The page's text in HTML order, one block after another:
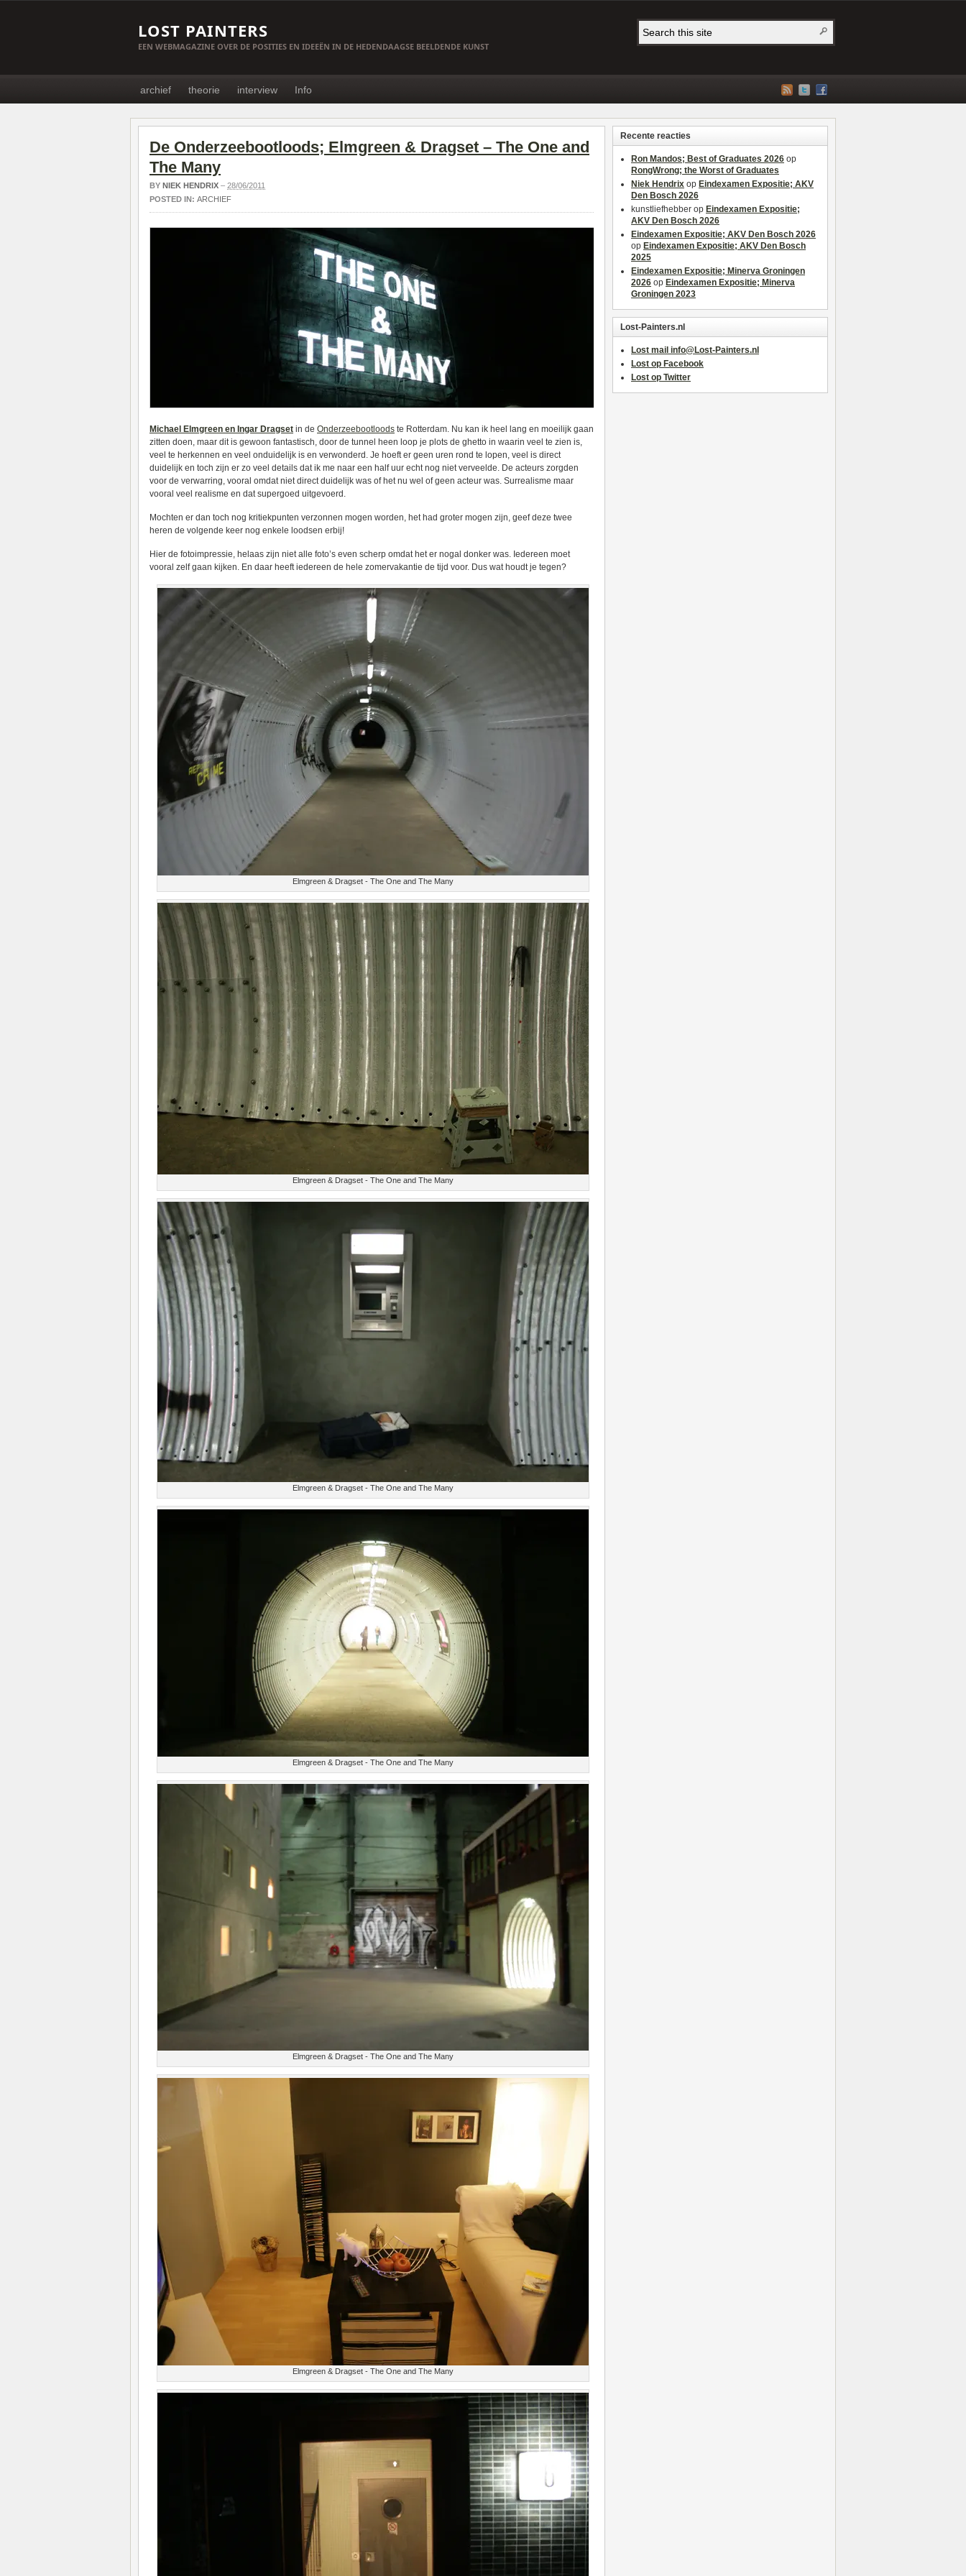
LOST PAINTERS
EEN WEBMAGAZINE OVER DE POSITIES EN IDEEËN IN DE HEDENDAAGSE BEELDENDE KUNST
archief theorie interview Info
De Onderzeebootloods; Elmgreen & Dragset – The One and
The Many
BY NIEK HENDRIX – 28/06/2011
POSTED IN: ARCHIEF
Michael Elmgreen en Ingar Dragset in de Onderzeebootloods te Rotterdam. Nu kan ik heel lang en moeilijk gaan
zitten doen, maar dit is gewoon fantastisch, door de tunnel heen loop je plots de ghetto in waarin veel te zien is,
veel te herkennen en veel onduidelijk is en verwonderd. Je hoeft er geen uren rond te lopen, veel is direct
duidelijk en toch zijn er zo veel details dat ik me naar een half uur echt nog niet verveelde. De acteurs zorgden
voor de verwarring, vooral omdat niet direct duidelijk was of het nu wel of geen acteur was. Surrealisme maar
vooral veel realisme en dat supergoed uitgevoerd.
Mochten er dan toch nog kritiekpunten verzonnen mogen worden, het had groter mogen zijn, geef deze twee
heren de volgende keer nog enkele loodsen erbij!
Hier de fotoimpressie, helaas zijn niet alle foto’s even scherp omdat het er nogal donker was. Iedereen moet
vooral zelf gaan kijken. En daar heeft iedereen de hele zomervakantie de tijd voor. Dus wat houdt je tegen?
Elmgreen & Dragset - The One and The Many
Elmgreen & Dragset - The One and The Many
Elmgreen & Dragset - The One and The Many
Elmgreen & Dragset - The One and The Many
Elmgreen & Dragset - The One and The Many
Elmgreen & Dragset - The One and The Many
Recente reacties
Ron Mandos; Best of Graduates 2026 op
RongWrong; the Worst of Graduates
Niek Hendrix op Eindexamen Expositie; AKV
Den Bosch 2026
kunstliefhebber op Eindexamen Expositie;
AKV Den Bosch 2026
Eindexamen Expositie; AKV Den Bosch 2026
op Eindexamen Expositie; AKV Den Bosch
2025
Eindexamen Expositie; Minerva Groningen
2026 op Eindexamen Expositie; Minerva
Groningen 2023
Lost-Painters.nl
Lost mail info@Lost-Painters.nl
Lost op Facebook
Lost op Twitter